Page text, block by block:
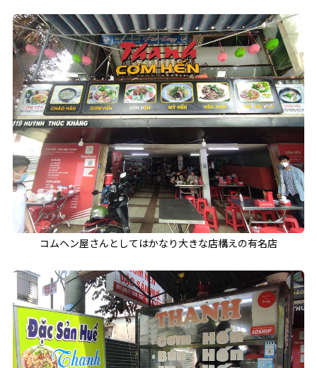
コムヘン屋さんとしてはかなり大きな店構えの有名店